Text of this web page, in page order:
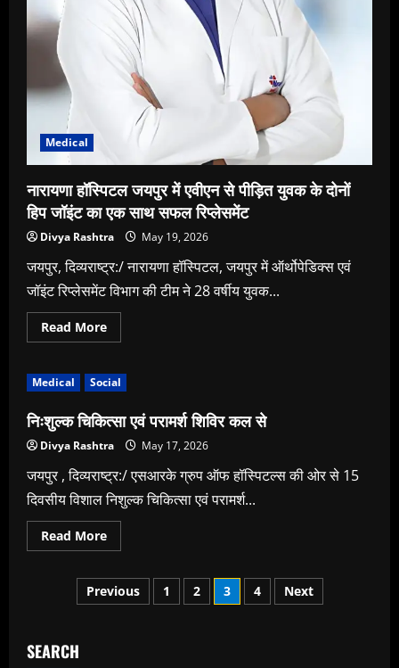
Medical
नारायणा हॉस्पिटल जयपुर में एवीएन से पीड़ित युवक के दोनों
हिप जॉइंट का एक साथ सफल रिप्लेसमेंट
Divya Rashtra May 19, 2026
जयपुर, दिव्यराष्ट्र:/ नारायणा हॉस्पिटल, जयपुर में ऑर्थोपेडिक्स एवं
जॉइंट रिप्लेसमेंट विभाग की टीम ने 28 वर्षीय युवक...
Read MoreRead
more
हॉस्पिटल
जयपुर
एवीएन
से
पीड़ित
युवक
दोनों
हिप
जॉइंट
एक
साथ
सफल
Medical Social
निःशुल्क चिकित्सा एवं परामर्श शिविर कल से
Divya Rashtra May 17, 2026
जयपुर , दिव्यराष्ट्र:/ एसआरके ग्रुप ऑफ हॉस्पिटल्स की ओर से 15
दिवसीय विशाल निशुल्क चिकित्सा एवं परामर्श...
Read MoreRead
more
चिकित्सा
एवं
परामर्श
Posts
Previous 1 2 3 4 Next
SEARCH